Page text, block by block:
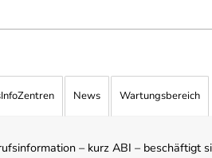
News Wartungsbereich
– kurz ABI – beschäftigt